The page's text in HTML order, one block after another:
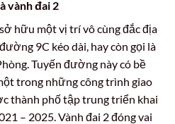
vành đai 2
hữu một vị trí vô cùng đắc địa
9C kéo dài, hay còn gọi là
Tuyến đường này có bề
trong những công trình giao
thành phố tập trung triển khai
– 2025. Vành đai 2 đóng vai